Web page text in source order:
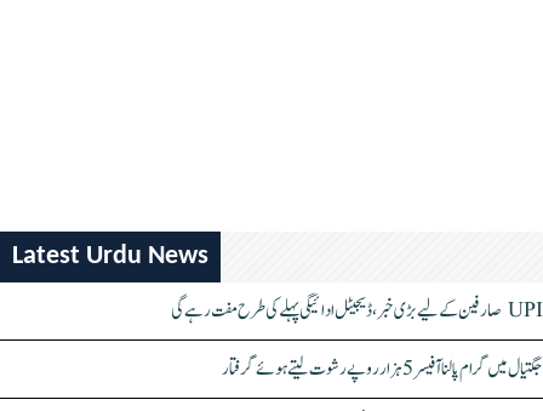
Latest Urdu News
UPI صارفین کے لیے بڑی خبر، ڈیجیٹل ادائیگی پہلے کی طرح مفت رہے گی
جگتیال میں گرام پالنا آفیسر 5 ہزار روپے رشوت لیتے ہوئے گرفتار